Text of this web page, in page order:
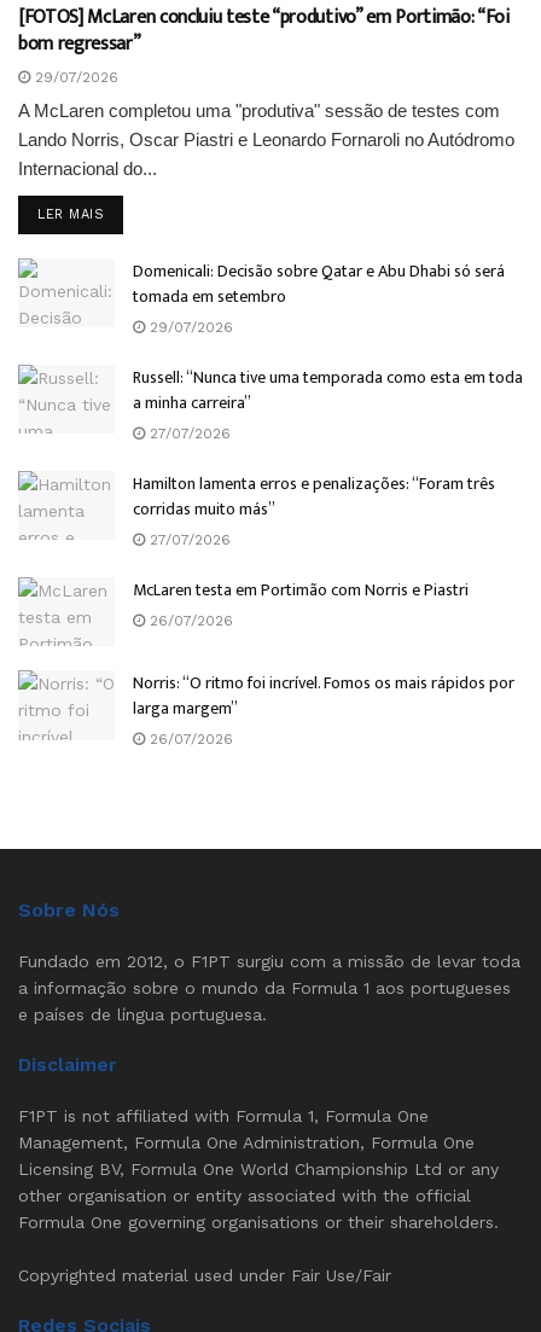
[FOTOS] McLaren concluiu teste “produtivo” em Portimão: “Foi
bom regressar”
29/07/2026
A McLaren completou uma "produtiva" sessão de testes com
Lando Norris, Oscar Piastri e Leonardo Fornaroli no Autódromo
Internacional do...
LER MAIS
Domenicali: Decisão sobre Qatar e Abu Dhabi só será
tomada em setembro
29/07/2026
Russell: “Nunca tive uma temporada como esta em toda
a minha carreira”
27/07/2026
Hamilton lamenta erros e penalizações: “Foram três
corridas muito más”
27/07/2026
McLaren testa em Portimão com Norris e Piastri
26/07/2026
Norris: “O ritmo foi incrível. Fomos os mais rápidos por
larga margem”
26/07/2026
Sobre Nós
Fundado em 2012, o F1PT surgiu com a missão de levar toda
a informação sobre o mundo da Formula 1 aos portugueses
e países de língua portuguesa.
Disclaimer
F1PT is not affiliated with Formula 1, Formula One
Management, Formula One Administration, Formula One
Licensing BV, Formula One World Championship Ltd or any
other organisation or entity associated with the official
Formula One governing organisations or their shareholders.
Copyrighted material used under Fair Use/Fair
Redes Sociais